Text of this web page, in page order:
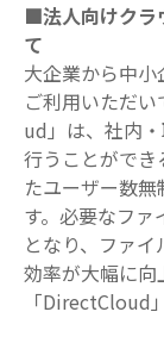
■法人向けクラ
て
大企業から中
ご利用いただ
ud 」は、社内
行うことがで
たユーザー数
す。必要なフ
となり、ファ
効率が大幅に向
「DirectCloud 」